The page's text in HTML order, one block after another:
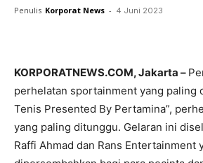
Penulis Korporat News - 4 Juni 2023
KORPORATNEWS.COM, Jakarta –
perhelatan sportainment yang paling
Tenis Presented By Pertamina”,
yang paling ditunggu. Gelaran ini
Raffi Ahmad dan Rans Entertainment